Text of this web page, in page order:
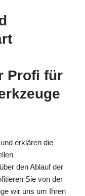
Profi für
erklären die
den Ablauf der
Sie von der
wir uns um Ihren